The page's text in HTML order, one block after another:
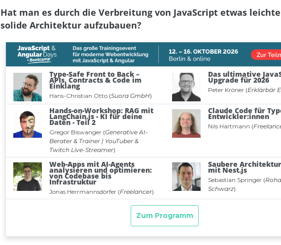
Hat man es durch die Verbreitung von JavaScript etwas
solide Architektur aufzubauen?